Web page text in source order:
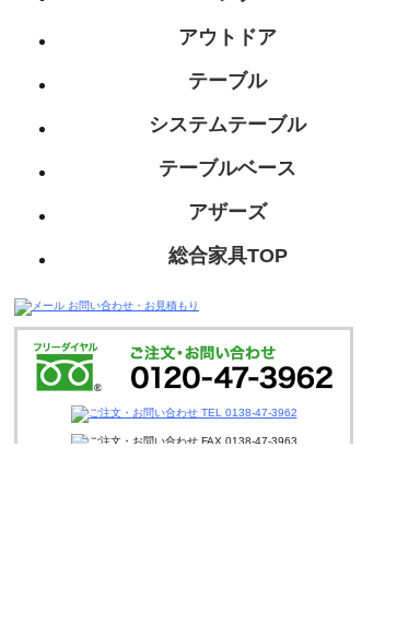
アウトドア
テーブル
システムテーブル
テーブルベース
アザーズ
総合家具TOP